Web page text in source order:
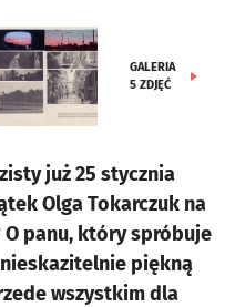
GALERIA
5 ZDJĘĆ
już 25 stycznia
Olga Tokarczuk na
O panu, który spróbuje
piękną
wszystkim dla